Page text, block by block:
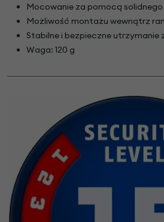
Mocowanie za pomocą
Możliwość montażu wewnątrz
Stabilne i bezpieczne utrzymanie
Waga: 120 g